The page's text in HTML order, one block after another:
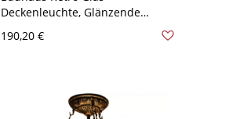
Deckenleuchte, Glänzende
niedrige Decken - 110V-120V
190,20 €